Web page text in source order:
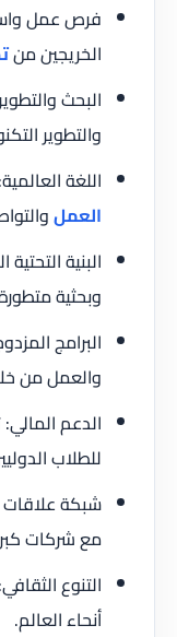
فرص عمل
الخريجين من
البحث
والتطوير
اللغة
العمل
البنية
وبحثية
البرامج
والعمل من
الدعم
للطلاب
شبكة علاقات
مع شركات
التنوع
أنحاء العالم.